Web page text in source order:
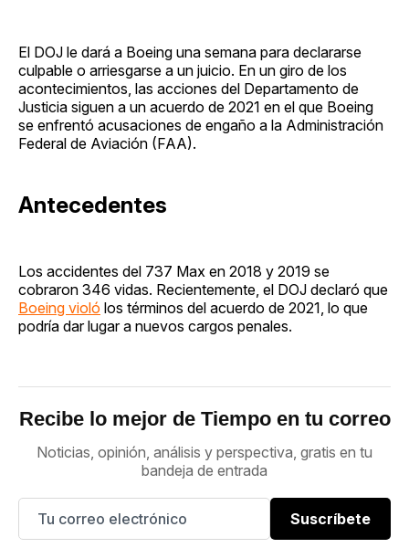
El DOJ le dará a Boeing una semana para declararse
culpable o arriesgarse a un juicio. En un giro de los
acontecimientos, las acciones del Departamento de
Justicia siguen a un acuerdo de 2021 en el que Boeing
se enfrentó acusaciones de engaño a la Administración
Federal de Aviación (FAA).
Antecedentes
Los accidentes del 737 Max en 2018 y 2019 se
cobraron 346 vidas. Recientemente, el DOJ declaró que
Boeing violó los términos del acuerdo de 2021, lo que
podría dar lugar a nuevos cargos penales.
Recibe lo mejor de Tiempo en tu correo
Noticias, opinión, análisis y perspectiva, gratis en tu
bandeja de entrada
Suscríbete